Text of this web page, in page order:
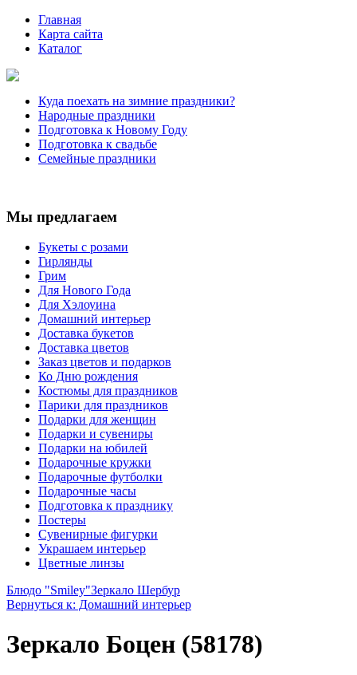
Главная
Карта сайта
Каталог
Куда поехать на зимние праздники?
Народные праздники
Подготовка к Новому Году
Подготовка к свадьбе
Семейные праздники
Мы предлагаем
Букеты с розами
Гирлянды
Грим
Для Нового Года
Для Хэлоуина
Домашний интерьер
Доставка букетов
Доставка цветов
Заказ цветов и подарков
Ко Дню рождения
Костюмы для праздников
Парики для праздников
Подарки для женщин
Подарки и сувениры
Подарки на юбилей
Подарочные кружки
Подарочные футболки
Подарочные часы
Подготовка к празднику
Постеры
Сувенирные фигурки
Украшаем интерьер
Цветные линзы
Блюдо "Smiley"Зеркало Шербур
Вернуться к: Домашний интерьер
Зеркало Боцен (58178)